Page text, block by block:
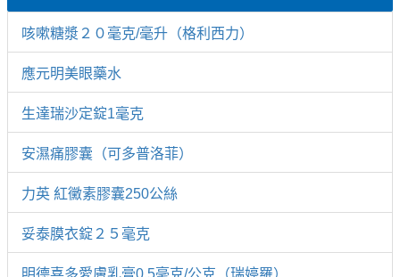
咳嗽糖漿２０毫克/毫升（格利西力）
應元明美眼藥水
生達瑞沙定錠1毫克
安濕痛膠囊（可多普洛菲）
力英 紅黴素膠囊250公絲
妥泰膜衣錠２５毫克
明德喜多愛膚乳膏0.5毫克/公克（瑞婷羅）